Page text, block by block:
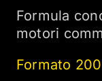
Formula
motori
Formato